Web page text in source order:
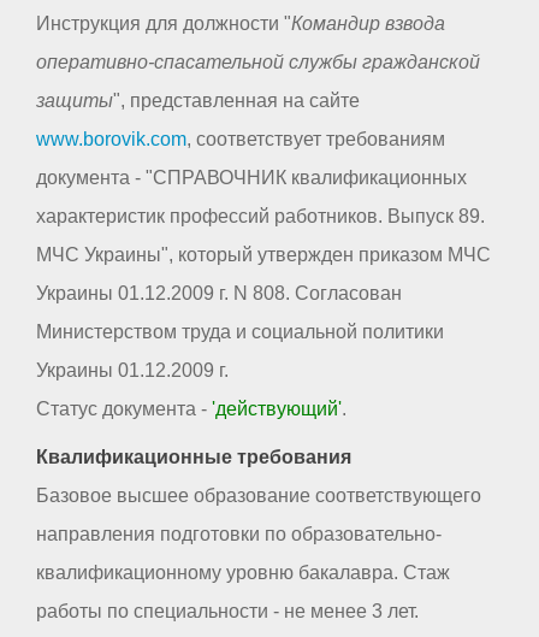
Инструкция для должности "Командир взвода
оперативно-спасательной службы гражданской
защиты", представленная на сайте
www.borovik.com, соответствует требованиям
документа - "СПРАВОЧНИК квалификационных
характеристик профессий работников. Выпуск 89.
МЧС Украины", который утвержден приказом МЧС
Украины 01.12.2009 г. N 808. Согласован
Министерством труда и социальной политики
Украины 01.12.2009 г.
Статус документа - 'действующий'.
Квалификационные требования
Базовое высшее образование соответствующего
направления подготовки по образовательно-
квалификационному уровню бакалавра. Стаж
работы по специальности - не менее 3 лет.